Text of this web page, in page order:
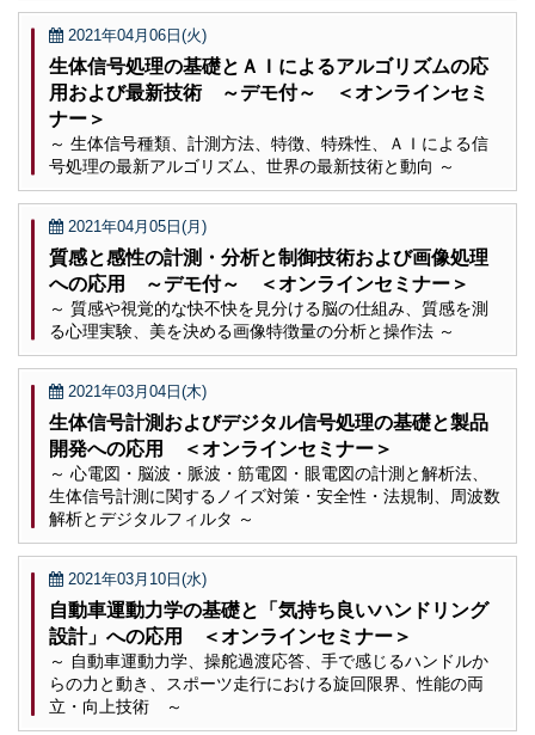
2021年04月06日(火)
生体信号処理の基礎とＡＩによるアルゴリズムの応
用および最新技術 ～デモ付～ ＜オンラインセミ
ナー＞
～ 生体信号種類、計測方法、特徴、特殊性、ＡＩによる信
号処理の最新アルゴリズム、世界の最新技術と動向 ～
2021年04月05日(月)
質感と感性の計測・分析と制御技術および画像処理
への応用 ～デモ付～ ＜オンラインセミナー＞
～ 質感や視覚的な快不快を見分ける脳の仕組み、質感を測
る心理実験、美を決める画像特徴量の分析と操作法 ～
2021年03月04日(木)
生体信号計測およびデジタル信号処理の基礎と製品
開発への応用 ＜オンラインセミナー＞
～ 心電図・脳波・脈波・筋電図・眼電図の計測と解析法、
生体信号計測に関するノイズ対策・安全性・法規制、周波数
解析とデジタルフィルタ ～
2021年03月10日(水)
自動車運動力学の基礎と「気持ち良いハンドリング
設計」への応用 ＜オンラインセミナー＞
～ 自動車運動力学、操舵過渡応答、手で感じるハンドルか
らの力と動き、スポーツ走行における旋回限界、性能の両
立・向上技術 ～